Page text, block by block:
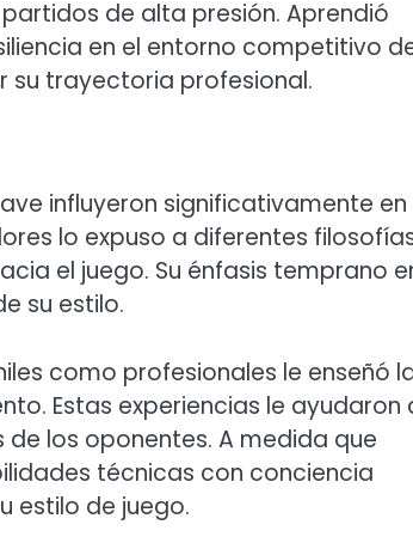
de alta presión. Aprendió
en el entorno competitivo
su trayectoria profesional.
influyeron significativamente en
lo expuso a diferentes
el juego. Su énfasis temprano
su estilo.
como profesionales le enseñó
Estas experiencias le ayudaron
los oponentes. A medida que
técnicas con conciencia
estilo de juego.